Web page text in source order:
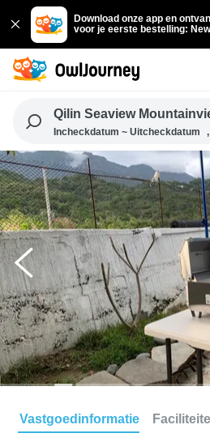
Download onze app en
voor je eerste bestelling:
Qilin Seaview
Incheckdatum ~ Uitcheckdatum
Vastgoedinformatie